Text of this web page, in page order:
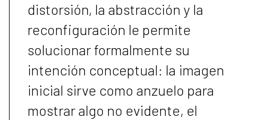
distorsión, la abstracción y la
reconfiguración le permite
solucionar formalmente su
intención conceptual: la imagen
inicial sirve como anzuelo para
mostrar algo no evidente, el